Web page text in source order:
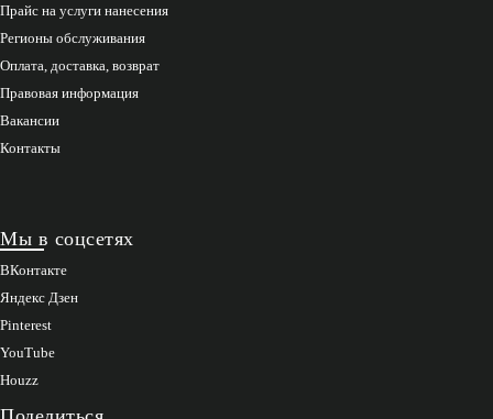
Прайс на услуги нанесения
Регионы обслуживания
Оплата, доставка, возврат
Правовая информация
Вакансии
Контакты
Мы в соцсетях
ВКонтакте
Яндекс Дзен
Pinterest
YouTube
Houzz